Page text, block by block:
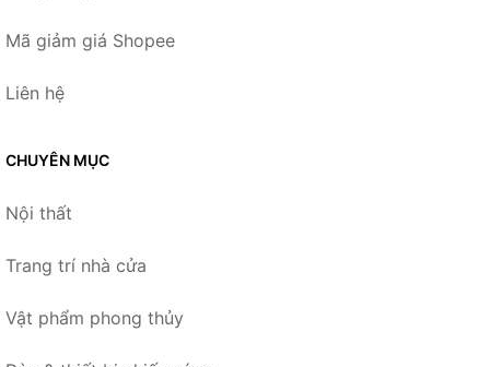
Mã giảm giá Shopee
Liên hệ
CHUYÊN MỤC
Nội thất
Trang trí nhà cửa
Vật phẩm phong thủy